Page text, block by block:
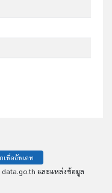
เพื่ออัพเดท
และแหล่งข้อมูล